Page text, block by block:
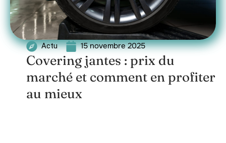
Actu 15 novembre 2025
Covering jantes : prix du
marché et comment en profiter
au mieux